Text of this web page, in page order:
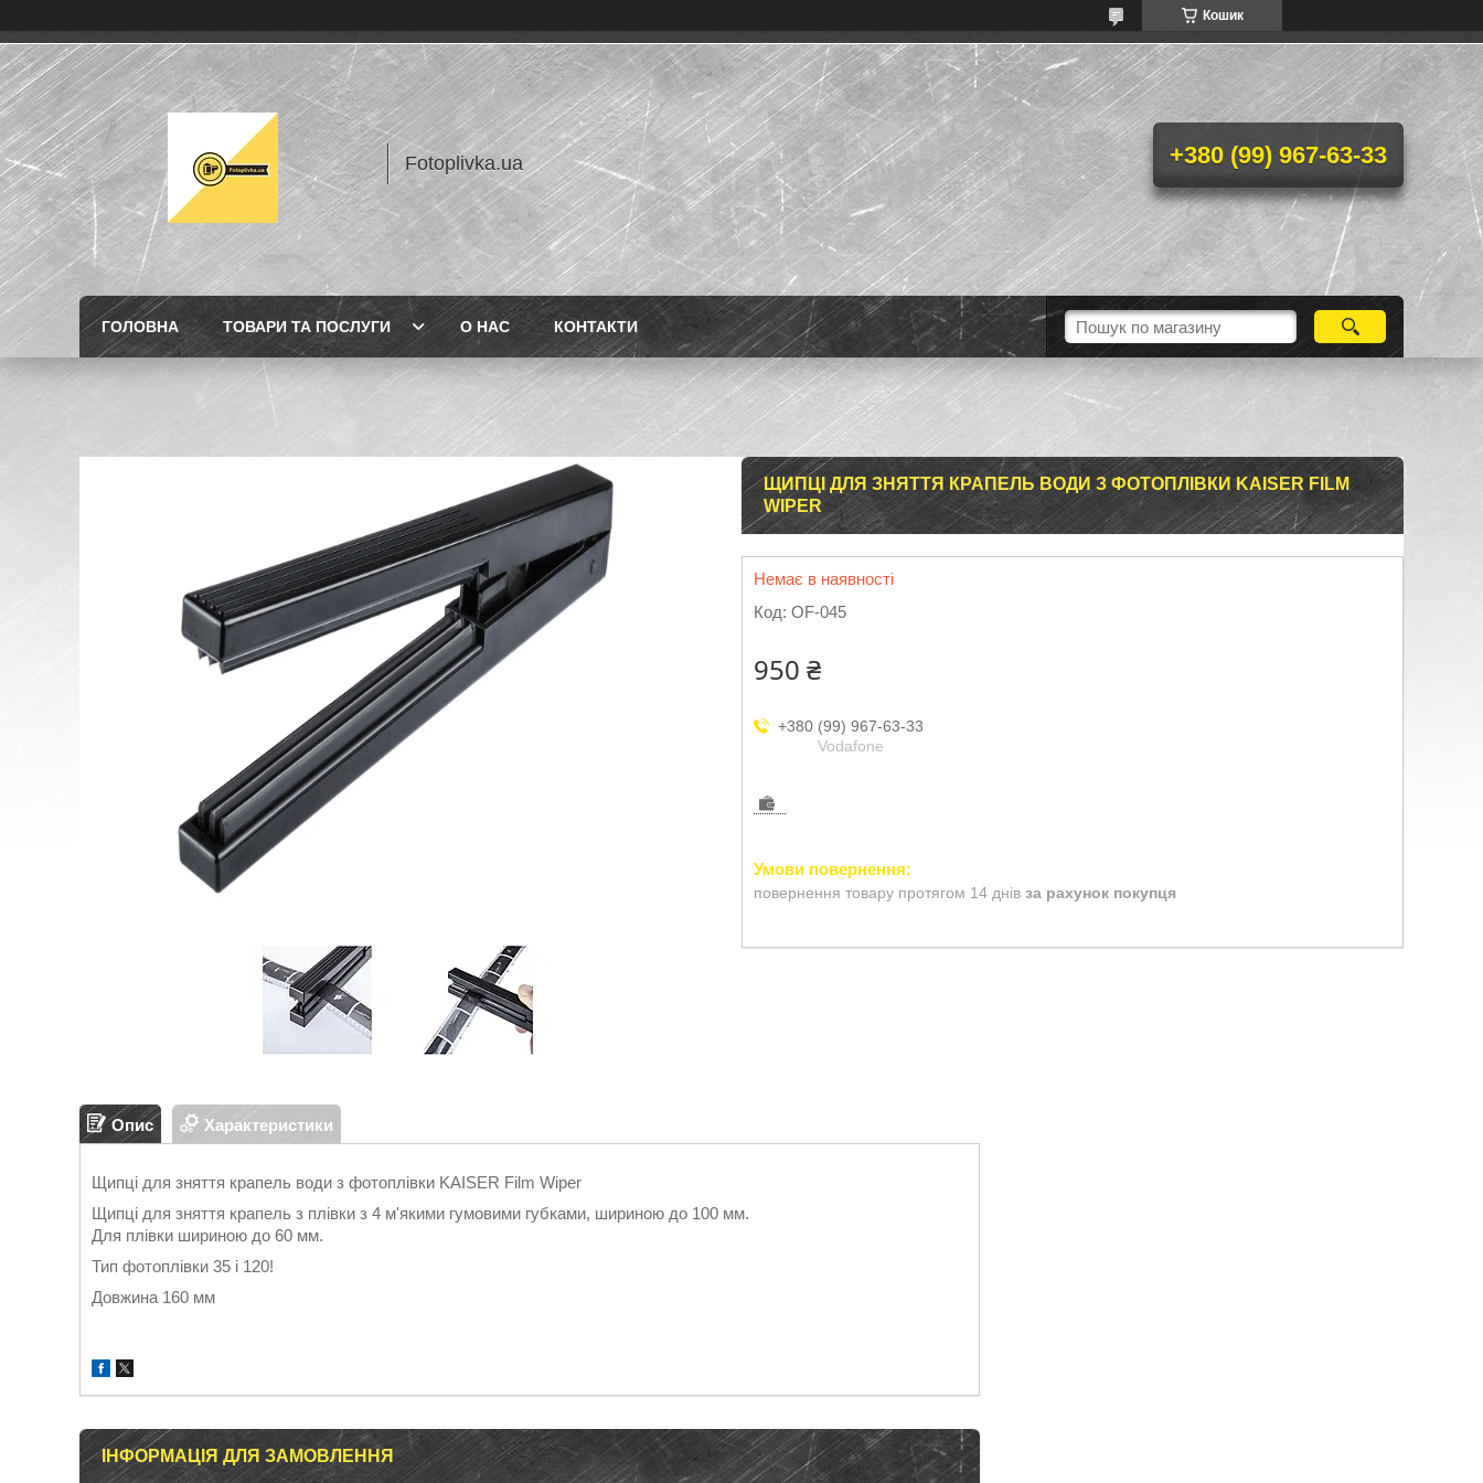
Кошик
Fotoplivka.ua +380 (99) 967-63-33
ГОЛОВНА ТОВАРИ ТА ПОСЛУГИ О НАС КОНТАКТИ
ЩИПЦІ ДЛЯ ЗНЯТТЯ КРАПЕЛЬ ВОДИ З ФОТОПЛІВКИ KAISER FILM
WIPER
Немає в наявності
Код: OF-045
950 ₴
+380 (99) 967-63-33
Vodafone
повернення товару протягом 14 днів за рахунок покупця
Опис Характеристики
Щипці для зняття крапель води з фотоплівки KAISER Film Wiper
Щипці для зняття крапель з плівки з 4 м'якими гумовими губками, шириною до 100 мм.
Для плівки шириною до 60 мм.
Тип фотоплівки 35 і 120!
Довжина 160 мм
ІНФОРМАЦІЯ ДЛЯ ЗАМОВЛЕННЯ